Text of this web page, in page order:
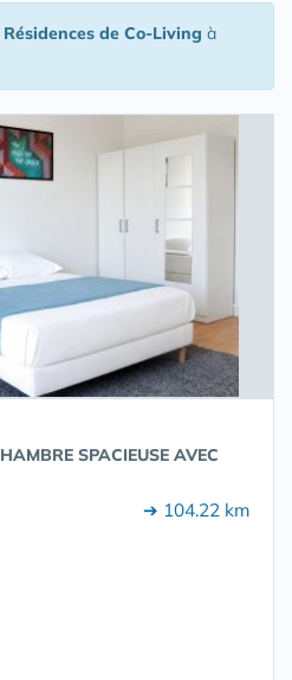
de Co-Living à
SPACIEUSE AVEC
➔ 104.22 km